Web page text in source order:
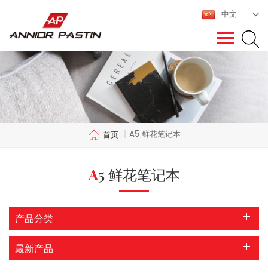
中文
首页 | A5 鲜花笔记本
A5 鲜花笔记本
产品分类
最新产品